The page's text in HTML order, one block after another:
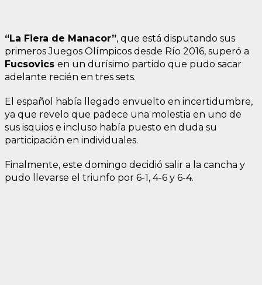
“La Fiera de Manacor”, que está disputando sus
primeros Juegos Olímpicos desde Río 2016, superó a
Fucsovics en un durísimo partido que pudo sacar
adelante recién en tres sets.
El español había llegado envuelto en incertidumbre,
ya que revelo que padece una molestia en uno de
sus isquios e incluso había puesto en duda su
participación en individuales.
Finalmente, este domingo decidió salir a la cancha y
pudo llevarse el triunfo por 6-1, 4-6 y 6-4.